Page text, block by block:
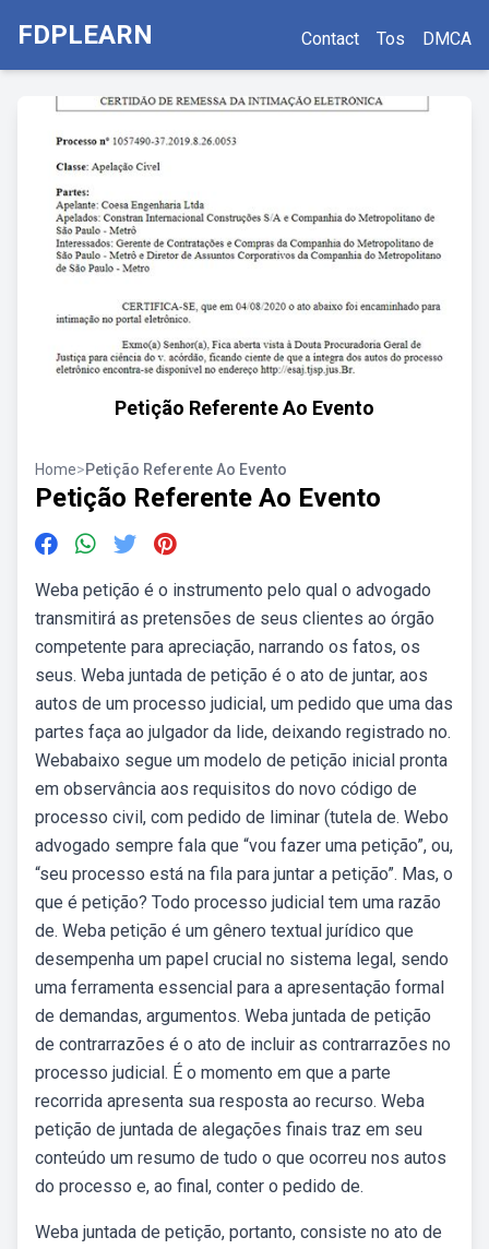
FDPLEARN Contact Tos DMCA
Petição Referente Ao Evento
Home>Petição Referente Ao Evento
Petição Referente Ao Evento
Weba petição é o instrumento pelo qual o advogado
transmitirá as pretensões de seus clientes ao órgão
competente para apreciação, narrando os fatos, os
seus. Weba juntada de petição é o ato de juntar, aos
autos de um processo judicial, um pedido que uma das
partes faça ao julgador da lide, deixando registrado no.
Webabaixo segue um modelo de petição inicial pronta
em observância aos requisitos do novo código de
processo civil, com pedido de liminar (tutela de. Webo
advogado sempre fala que “vou fazer uma petição”, ou,
“seu processo está na fila para juntar a petição”. Mas, o
que é petição? Todo processo judicial tem uma razão
de. Weba petição é um gênero textual jurídico que
desempenha um papel crucial no sistema legal, sendo
uma ferramenta essencial para a apresentação formal
de demandas, argumentos. Weba juntada de petição
de contrarrazões é o ato de incluir as contrarrazões no
processo judicial. É o momento em que a parte
recorrida apresenta sua resposta ao recurso. Weba
petição de juntada de alegações finais traz em seu
conteúdo um resumo de tudo o que ocorreu nos autos
do processo e, ao final, conter o pedido de.
Weba juntada de petição, portanto, consiste no ato de